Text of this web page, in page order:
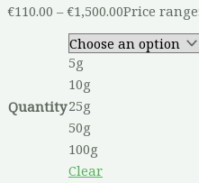
€110.00 – €1,500.00Price
Quantity
5g
10g
25g
50g
100g
Clear